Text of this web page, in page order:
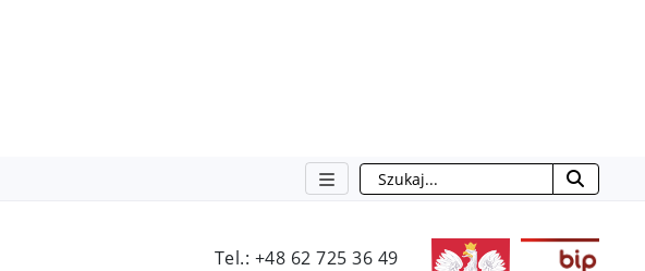
Szukaj
Tel.: +48 62 725 36 49